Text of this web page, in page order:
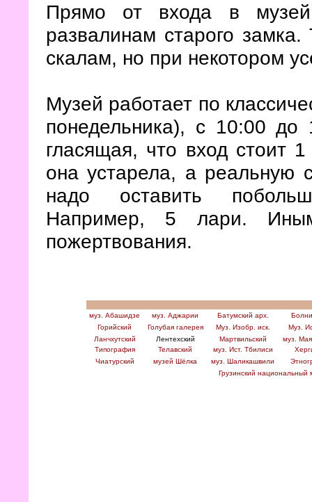
Прямо от входа в
развалинам старого
скалам, но при некотором
Музей работает по
понедельника), с 10:00
гласящая, что вход стоит
она устарела, а реальную
надо оставить
Например, 5 лари.
пожертвования.
муз. Абашидзе муз. Аджарии Батумский арх.
Горийский
Голубая галерея Муз. Изобр. иск.
Муз.
Ланчхутский
Лентехский Мартвильский
муз.
Типография
Телавский муз. Ист. Тбилиси
Чиатурский
музей Шёлка муз. Шаликашвили
Грузинский